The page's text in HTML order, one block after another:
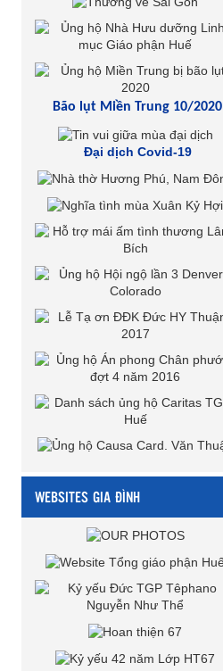
Bão lụt Miền Trung 10/2020
Đại dịch Covid-19
WEBSITES GIA ĐÌNH